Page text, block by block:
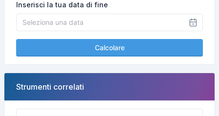
Inserisci la tua data di fine
Calcolare
Strumenti correlati